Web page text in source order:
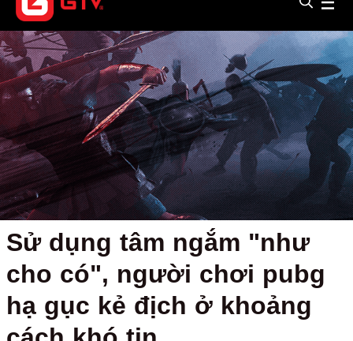
Sử dụng tâm ngắm "như
cho có", người chơi pubg
hạ gục kẻ địch ở khoảng